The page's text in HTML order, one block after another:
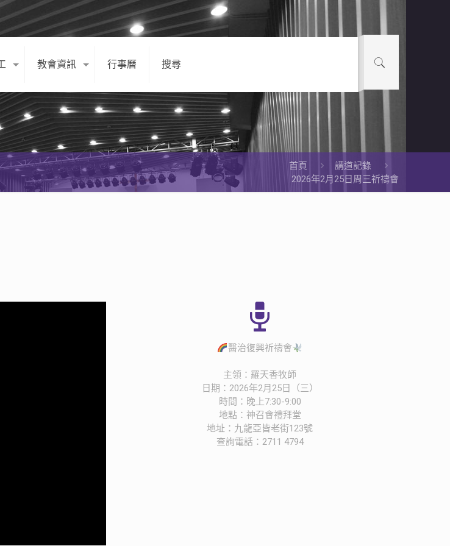
教會資訊 行事曆 搜尋
首頁
講道記錄
2026年2月25日周三祈禱會
醫治復興祈禱會
主領：羅天香牧師
日期：2026年2月25日（三）
時間：晚上7:30-9:00
地點：神召會禮拜堂
地址：九龍亞皆老街123號
查詢電話：2711 4794